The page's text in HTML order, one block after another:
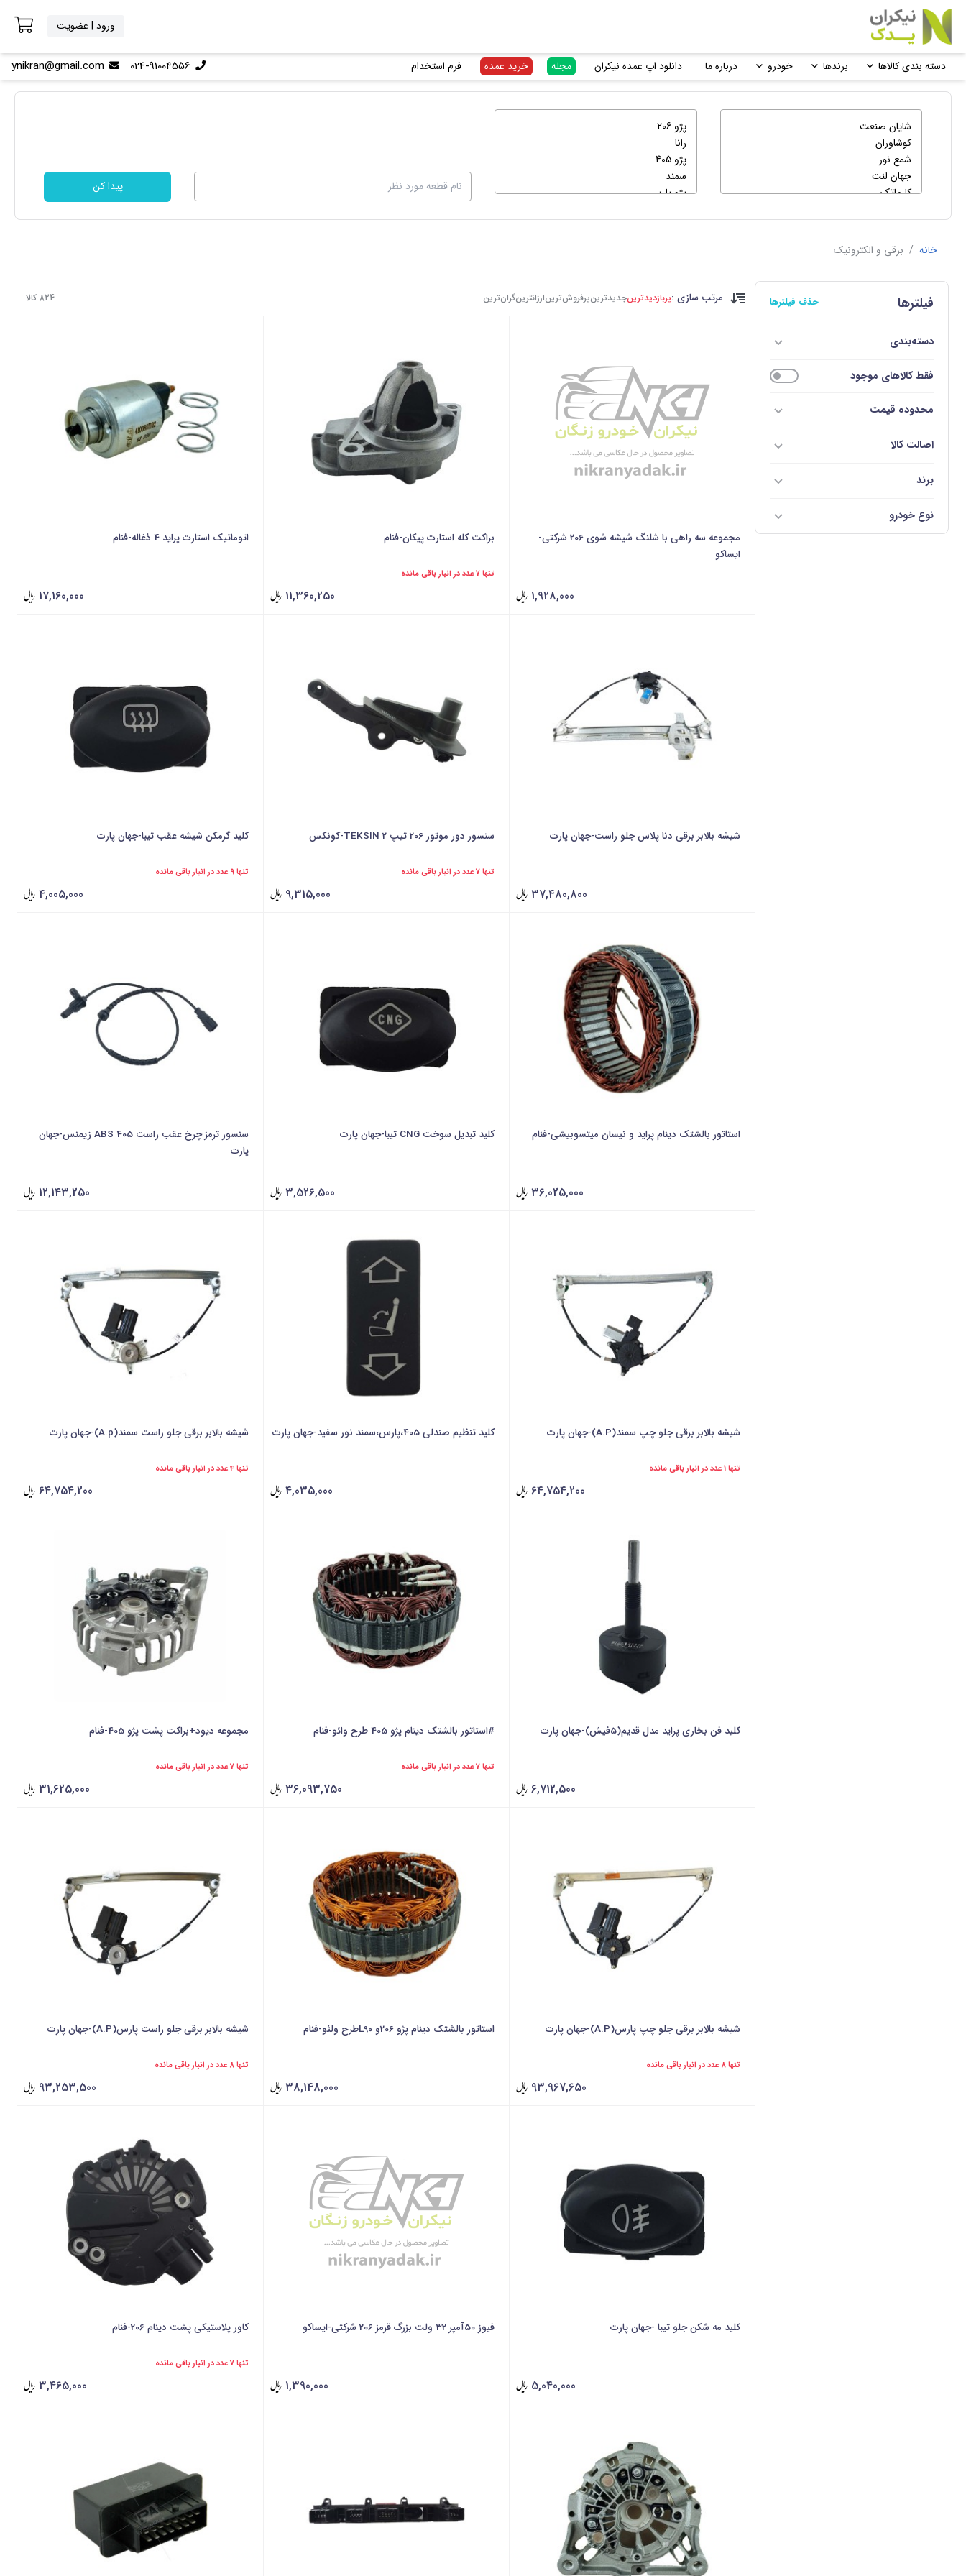
ورود | عضویت
دسته بندی کالاها برندها خودرو درباره ما دانلود اپ عمده نیکران مجله خرید عمده فرم استخدام 024-91004556
ynikran@gmail.com
پیدا کن
خانه / برقی و الکترونیک
فیلترها حذف فیلترها
دسته‌بندی
فقط کالاهای موجود
محدوده قیمت
اصالت کالا
برند
نوع خودرو
مرتب سازی :پربازدیدترینجدیدترینپرفروش‌ترینارزانترینگرا‌ن‌ترین 824 کالا
مجموعه سه راهی با شلنگ شیشه شوی 206 شرکتی-
ایساکو
1,928,000
براکت کله استارت پیکان-فنام
تنها 7 عدد در انبار باقی مانده
11,360,250
اتوماتیک استارت پراید 4 ذغاله-فنام
17,160,000
شیشه بالابر برقی دنا پلاس جلو راست-جهان پارت
37,480,800
سنسور دور موتور 206 تیپ 2 TEKSIN-کونکس
تنها 7 عدد در انبار باقی مانده
9,315,000
کلید گرمکن شیشه عقب تیبا-جهان پارت
تنها 9 عدد در انبار باقی مانده
4,005,000
استاتور بالشتک دینام پراید و نیسان میتسوبیشی-فنام
36,025,000
کلید تبدیل سوخت CNG تیبا-جهان پارت
3,526,500
سنسور ترمز چرخ عقب راست 405 ABS زیمنس-جهان
پارت
12,143,250
شیشه بالابر برقی جلو چپ سمند(A.P)-جهان پارت
تنها 1 عدد در انبار باقی مانده
64,754,200
کلید تنظیم صندلی 405،پارس،سمند نور سفید-جهان پارت
4,035,000
شیشه بالابر برقی جلو راست سمند(A.p)-جهان پارت
تنها 4 عدد در انبار باقی مانده
64,754,200
کلید فن بخاری پراید مدل قدیم(5فیش)-جهان پارت
6,712,500
#استاتور بالشتک دینام پژو 405 طرح وائو-فنام
تنها 7 عدد در انبار باقی مانده
36,093,750
مجموعه دیود+براکت پشت پژو 405-فنام
تنها 7 عدد در انبار باقی مانده
31,625,000
شیشه بالابر برقی جلو چپ پارس(A.P)-جهان پارت
تنها 8 عدد در انبار باقی مانده
93,967,650
استاتور بالشتک دینام پژو 206و L90طرح ولئو-فنام
38,148,000
شیشه بالابر برقی جلو راست پارس(A.P)-جهان پارت
تنها 8 عدد در انبار باقی مانده
93,253,500
کلید مه شکن جلو تیبا -جهان پارت
5,040,000
فیوز 50آمپر 32 ولت بزرگ قرمز 206 شرکتی-ایساکو
1,390,000
کاور پلاستیکی پشت دینام 206-فنام
تنها 7 عدد در انبار باقی مانده
3,465,000